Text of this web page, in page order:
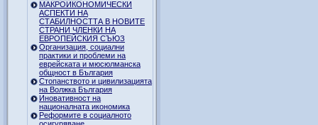
МАКРОИКОНОМИЧЕСКИ
АСПЕКТИ НА
СТАБИЛНОСТТА В НОВИТЕ
СТРАНИ ЧЛЕНКИ НА
ЕВРОПЕЙСКИЯ СЪЮЗ
Организация, социални
практики и проблеми на
еврейската и мюсюлманска
общност в България
Стопанството и цивилизацията
на Волжка България
Иновативност на
националната икономика
Реформите в социалното
осигуряване